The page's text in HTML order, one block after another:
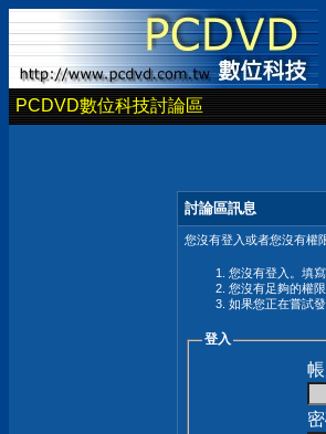
PCDVD數位科技討論區
討論區訊息
您沒有登入或者您沒有權
您沒有登入。填
您沒有足夠的權
如果您正在嘗試
登入